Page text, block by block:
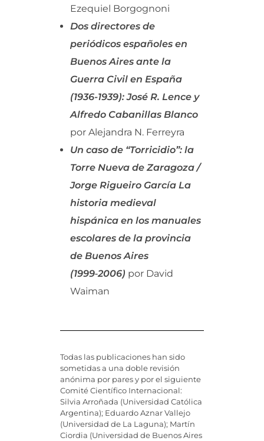
Ezequiel Borgognoni
Dos directores de
periódicos españoles en
Buenos Aires ante la
Guerra Civil en España
(1936-1939): José R. Lence y
Alfredo Cabanillas Blanco
por Alejandra N. Ferreyra
Un caso de “Torricidio”: la
Torre Nueva de Zaragoza /
Jorge Rigueiro García La
historia medieval
hispánica en los manuales
escolares de la provincia
de Buenos Aires
(1999‑2006) por David
Waiman
Todas las publicaciones han sido
sometidas a una doble revisión
anónima por pares y por el siguiente
Comité Científico Internacional:
Silvia Arroñada (Universidad Católica
Argentina); Eduardo Aznar Vallejo
(Universidad de La Laguna); Martín
Ciordia (Universidad de Buenos Aires